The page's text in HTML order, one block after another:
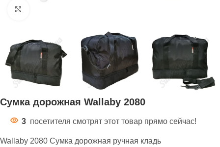
Сумка дорожная Wallaby 2080
3 посетителя смотрят этот товар прямо сейчас!
Wallaby 2080 Сумка дорожная ручная кладь